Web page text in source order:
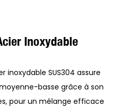
Inoxydable
inoxydable SUS304 assure
basse grâce à son
pour un mélange efficace